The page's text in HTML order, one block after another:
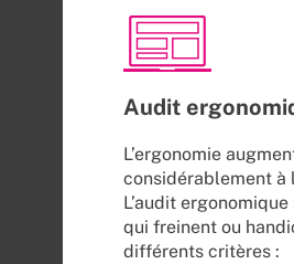
Audit
L’ergonomie
considérablement à
L’audit
qui freinent ou
différents critères :